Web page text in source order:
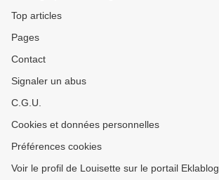
Top articles
Pages
Contact
Signaler un abus
C.G.U.
Cookies et données personnelles
Préférences cookies
Voir le profil de Louisette sur le portail Eklablog